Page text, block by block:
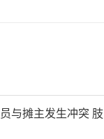
与摊主发生冲突 肢